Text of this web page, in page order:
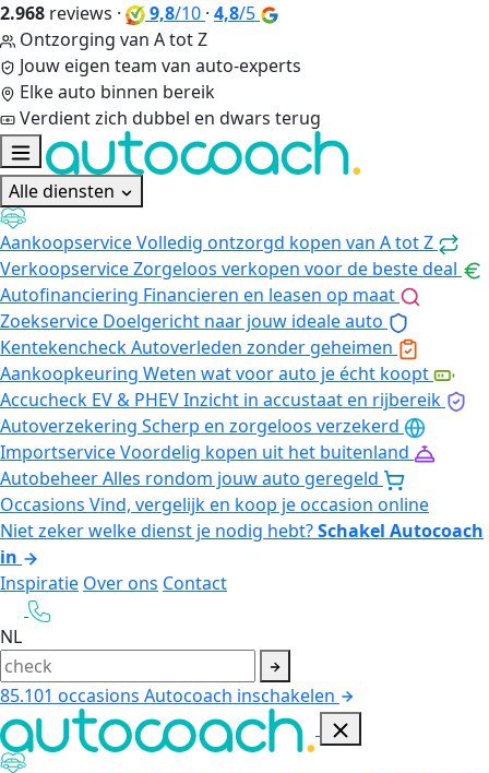
2.968 reviews · 9,8/10 · 4,8/5
Ontzorging van A tot Z
Jouw eigen team van auto-experts
Elke auto binnen bereik
Verdient zich dubbel en dwars terug
Alle diensten
AankoopserviceVolledig ontzorgd kopen van A tot Z
VerkoopserviceZorgeloos verkopen voor de beste deal
Autofinanciering Financieren en leasen op maat
Zoekservice Doelgericht naar jouw ideale auto
KentekencheckAutoverleden zonder geheimen
Aankoopkeuring Weten wat voor auto je écht koopt
Accucheck EV & PHEVInzicht in accustaat en rijbereik
Autoverzekering Scherp en zorgeloos verzekerd
ImportserviceVoordelig kopen uit het buitenland
AutobeheerAlles rondom jouw auto geregeld
Occasions Vind, vergelijk en koop je occasion online
Niet zeker welke dienst je nodig hebt?Schakel Autocoach
in
Inspiratie Over ons Contact
NL
85.101 occasions Autocoach inschakelen